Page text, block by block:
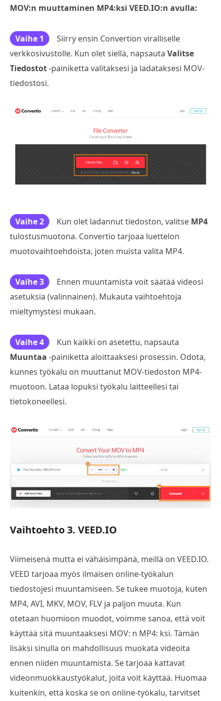
MOV:n muuttaminen MP4:ksi VEED.IO:n avulla:
Vaihe 1
Siirry ensin Convertion viralliselle
verkkosivustolle. Kun olet siellä, napsauta Valitse
Tiedostot-painiketta valitaksesi ja ladataksesi MOV-
tiedostosi.
Vaihe 2 Kun olet ladannut tiedoston, valitse MP4
tulostusmuotona. Convertio tarjoaa luettelon
muotovaihtoehdoista, joten muista valita MP4.
Vaihe 3
Ennen muuntamista voit säätää videosi
asetuksia (valinnainen). Mukauta vaihtoehtoja
mieltymystesi mukaan.
Vaihe 4
Kun kaikki on asetettu, napsauta
Muuntaa -painiketta aloittaaksesi prosessin. Odota,
kunnes työkalu on muuttanut MOV-tiedoston MP4-
muotoon. Lataa lopuksi työkalu laitteellesi tai
tietokoneellesi.
Vaihtoehto 3. VEED.IO
Viimeisenä mutta ei vähäisimpänä, meillä on VEED.IO.
VEED tarjoaa myös ilmaisen online-työkalun
tiedostojesi muuntamiseen. Se tukee muotoja, kuten
MP4, AVI, MKV, MOV, FLV ja paljon muuta. Kun
otetaan huomioon muodot, voimme sanoa, että voit
käyttää sitä muuntaaksesi MOV: n MP4: ksi. Tämän
lisäksi sinulla on mahdollisuus muokata videoita
ennen niiden muuntamista. Se tarjoaa kattavat
videonmuokkaustyökalut, joita voit käyttää. Huomaa
kuitenkin, että koska se on online-työkalu, tarvitset